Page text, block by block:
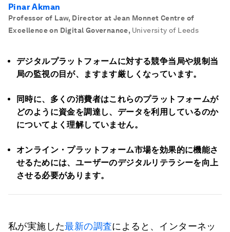
Pinar Akman
Professor of Law, Director at Jean Monnet Centre of
Excellence on Digital Governance, University of Leeds
デジタルプラットフォームに対する競争当局や規制当
局の監視の目が、ますます厳しくなっています。
同時に、多くの消費者はこれらのプラットフォームが
どのように資金を調達し、データを利用しているのか
についてよく理解していません。
オンライン・プラットフォーム市場を効果的に機能さ
せるためには、ユーザーのデジタルリテラシーを向上
させる必要があります。
私が実施した最新の調査によると、インターネッ